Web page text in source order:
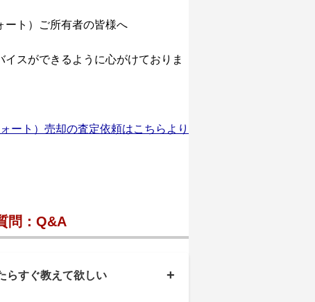
ート）ご所有者の皆様へ
スができるように心がけておりま
ート）売却の査定依頼はこちらより
問：Q&A
らすぐ教えて欲しい +